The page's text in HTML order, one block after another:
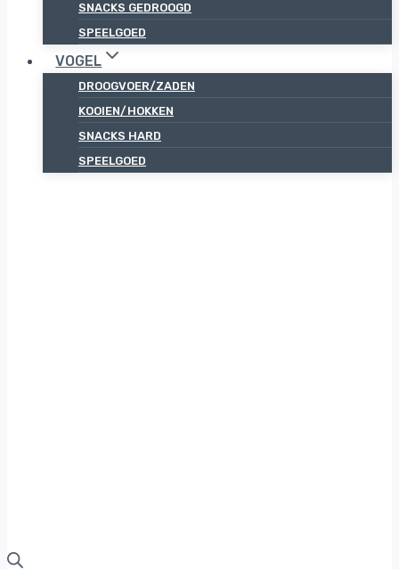
SNACKS GEDROOGD
SPEELGOED
VOGEL
DROOGVOER/ZADEN
KOOIEN/HOKKEN
SNACKS HARD
SPEELGOED